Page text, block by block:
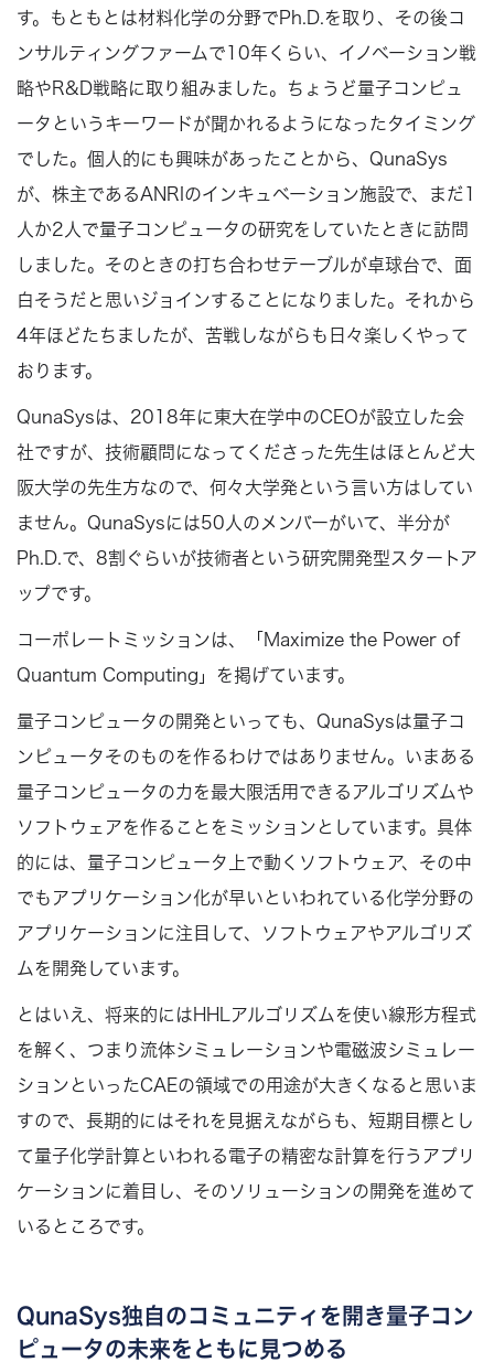
す。もともとは材料化学の分野でPh.D.を取り、その後コ
ンサルティングファームで10年くらい、イノベーション戦
略やR&D戦略に取り組みました。ちょうど量子コンピュ
ータというキーワードが聞かれるようになったタイミング
でした。個人的にも興味があったことから、QunaSys
が、株主であるANRIのインキュベーション施設で、まだ1
人か2人で量子コンピュータの研究をしていたときに訪問
しました。そのときの打ち合わせテーブルが卓球台で、面
白そうだと思いジョインすることになりました。それから
4年ほどたちましたが、苦戦しながらも日々楽しくやって
おります。
QunaSysは、2018年に東大在学中のCEOが設立した会
社ですが、技術顧問になってくださった先生はほとんど大
阪大学の先生方なので、何々大学発という言い方はしてい
ません。QunaSysには50人のメンバーがいて、半分が
Ph.D.で、8割ぐらいが技術者という研究開発型スタートア
ップです。
コーポレートミッションは、「Maximize the Power of
Quantum Computing」を掲げています。
量子コンピュータの開発といっても、QunaSysは量子コ
ンピュータそのものを作るわけではありません。いまある
量子コンピュータの力を最大限活用できるアルゴリズムや
ソフトウェアを作ることをミッションとしています。具体
的には、量子コンピュータ上で動くソフトウェア、その中
でもアプリケーション化が早いといわれている化学分野の
アプリケーションに注目して、ソフトウェアやアルゴリズ
ムを開発しています。
とはいえ、将来的にはHHLアルゴリズムを使い線形方程式
を解く、つまり流体シミュレーションや電磁波シミュレー
ションといったCAEの領域での用途が大きくなると思いま
すので、長期的にはそれを見据えながらも、短期目標とし
て量子化学計算といわれる電子の精密な計算を行うアプリ
ケーションに着目し、そのソリューションの開発を進めて
いるところです。
QunaSys独自のコミュニティを開き量子コン
ピュータの未来をともに見つめる